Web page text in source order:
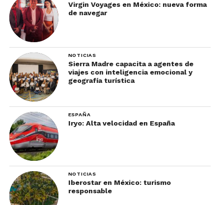
Virgin Voyages en México: nueva forma
de navegar
NOTICIAS
Sierra Madre capacita a agentes de
viajes con inteligencia emocional y
geografía turística
ESPAÑA
Iryo: Alta velocidad en España
NOTICIAS
Iberostar en México: turismo
responsable